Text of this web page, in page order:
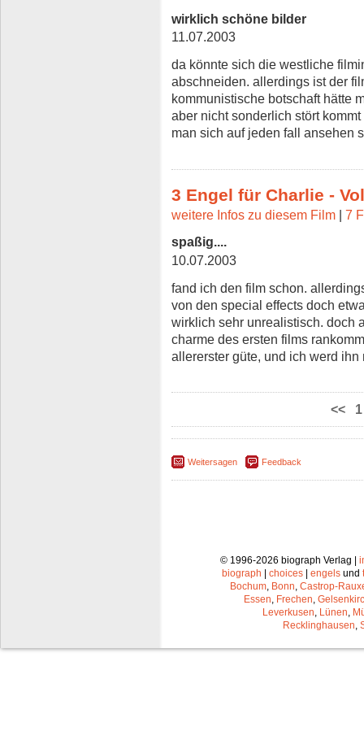
wirklich schöne bilder
11.07.2003
da könnte sich die westliche
abschneiden. allerdings ist der
kommunistische botschaft hätte
aber nicht sonderlich stört
man sich auf jeden fall ansehen
3 Engel für Charlie -
weitere Infos zu diesem Film | 7
spaßig....
10.07.2003
fand ich den film schon.
von den special effects doch
wirklich sehr unrealistisch. doch
charme des ersten films
allererster güte, und ich werd
<< 1
Weitersagen Feedback
© 1996-2026 biograph Verlag |
biograph | choices | engels und
Bochum Bonn Castrop-
Essen Frechen
Leverkusen Lünen
Recklinghausen